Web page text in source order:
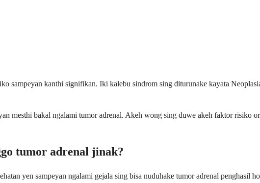
sampeyan kanthi signifikan. Iki kalebu sindrom sing diturunake kayata
mesthi bakal ngalami tumor adrenal. Akeh wong sing duwe akeh faktor risiko
tumor adrenal jinak?
yen sampeyan ngalami gejala sing bisa nuduhake tumor adrenal penghasil